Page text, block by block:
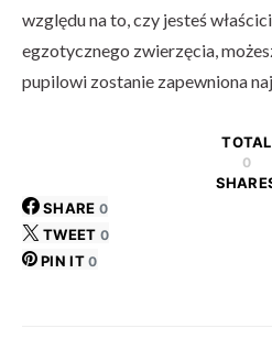
względu na to, czy jesteś
egzotycznego zwierzęcia,
pupilowi zostanie zapewniona
TOTAL
0
SHARE 0
TWEET 0
PIN IT 0